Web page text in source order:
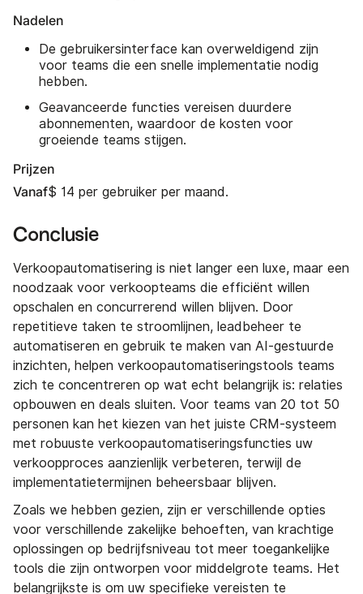
Nadelen
De gebruikersinterface kan overweldigend zijn
voor teams die een snelle implementatie nodig
hebben.
Geavanceerde functies vereisen duurdere
abonnementen, waardoor de kosten voor
groeiende teams stijgen.
Prijzen
Vanaf$ 14 per gebruiker per maand.
Conclusie
Verkoopautomatisering is niet langer een luxe, maar een
noodzaak voor verkoopteams die efficiënt willen
opschalen en concurrerend willen blijven. Door
repetitieve taken te stroomlijnen, leadbeheer te
automatiseren en gebruik te maken van AI-gestuurde
inzichten, helpen verkoopautomatiseringstools teams
zich te concentreren op wat echt belangrijk is: relaties
opbouwen en deals sluiten. Voor teams van 20 tot 50
personen kan het kiezen van het juiste CRM-systeem
met robuuste verkoopautomatiseringsfuncties uw
verkoopproces aanzienlijk verbeteren, terwijl de
implementatietermijnen beheersbaar blijven.
Zoals we hebben gezien, zijn er verschillende opties
voor verschillende zakelijke behoeften, van krachtige
oplossingen op bedrijfsniveau tot meer toegankelijke
tools die zijn ontworpen voor middelgrote teams. Het
belangrijkste is om uw specifieke vereisten te